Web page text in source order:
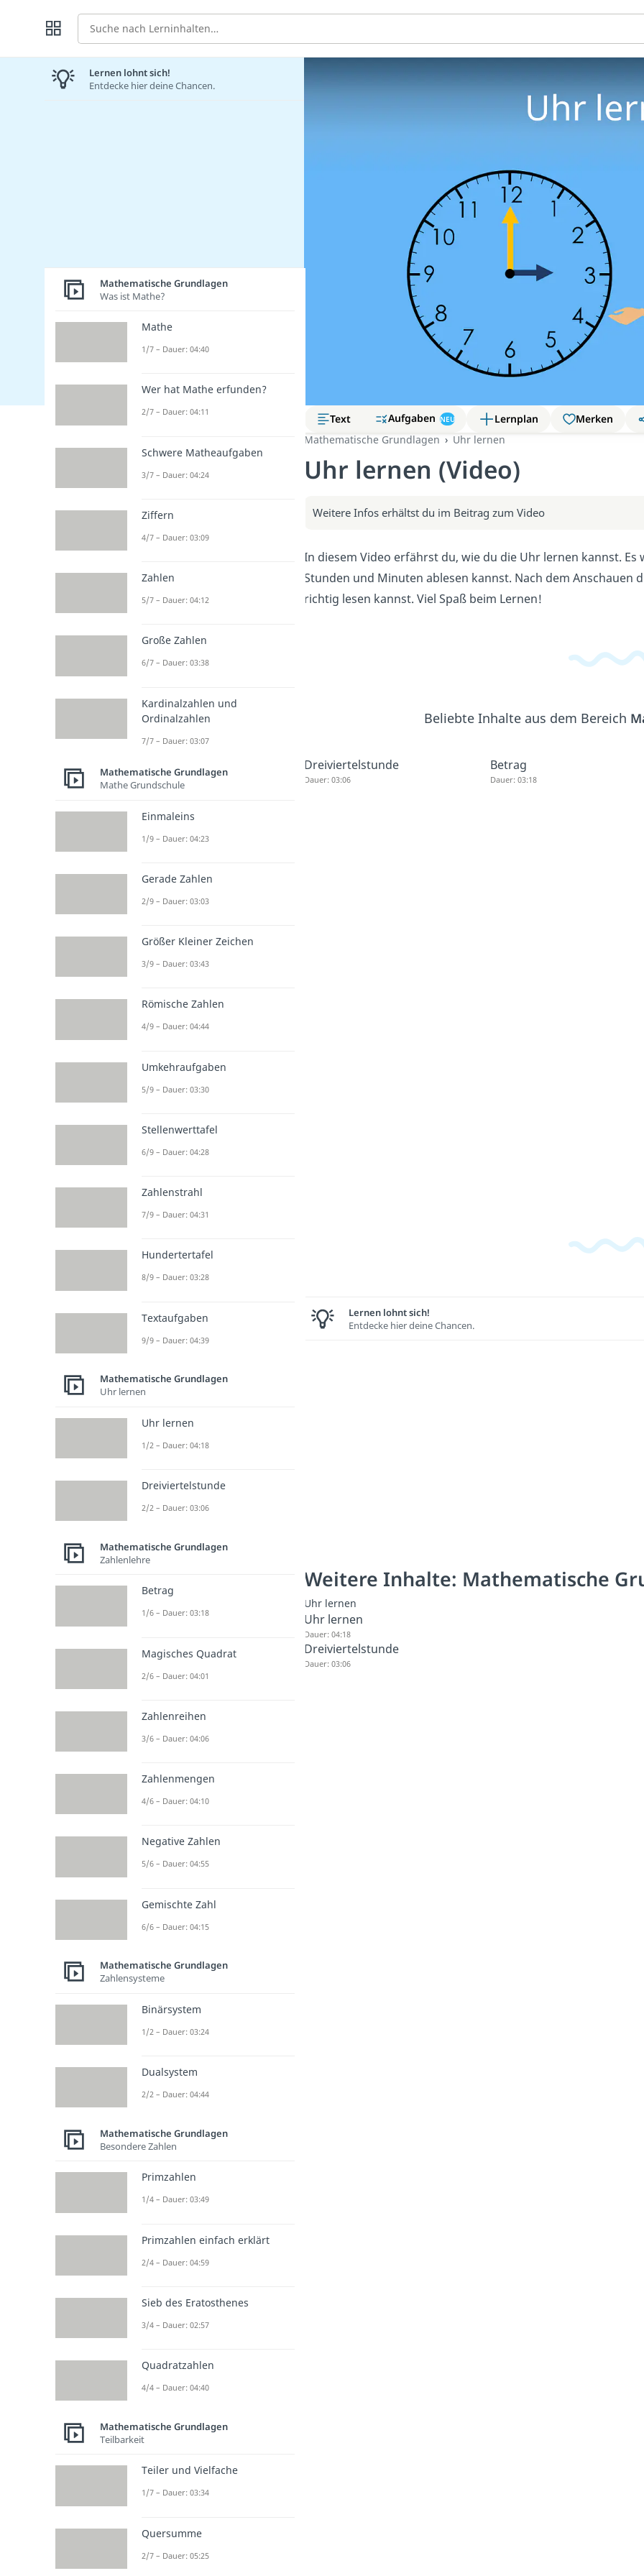
Suche
Text Aufgaben NEU Lernplan Merken
Mathematische Grundlagen
Uhr lernen
Uhr lernen (Video)
Weitere Infos erhältst du im Beitrag zum Video
In diesem Video erfährst du, wie du die Uhr lernen kannst.
Stunden und Minuten ablesen kannst. Nach dem Anschauen
richtig lesen kannst. Viel Spaß beim Lernen!
Beliebte Inhalte aus dem Bereich
Dreiviertelstunde
Dauer: 03:06
Betrag
Dauer: 03:18
Lernen lohnt sich!
Entdecke hier deine Chancen.
Weitere Inhalte: Mathematische
Uhr lernen
Uhr lernen
Dauer: 04:18
Dreiviertelstunde
Dauer: 03:06
Lernen lohnt sich!
Entdecke hier deine Chancen.
Mathematische Grundlagen
Was ist Mathe?
Mathe
1/7 – Dauer: 04:40
Wer hat Mathe erfunden?
2/7 – Dauer: 04:11
Schwere Matheaufgaben
3/7 – Dauer: 04:24
Ziffern
4/7 – Dauer: 03:09
Zahlen
5/7 – Dauer: 04:12
Große Zahlen
6/7 – Dauer: 03:38
Kardinalzahlen und
Ordinalzahlen
7/7 – Dauer: 03:07
Mathematische Grundlagen
Mathe Grundschule
Einmaleins
1/9 – Dauer: 04:23
Gerade Zahlen
2/9 – Dauer: 03:03
Größer Kleiner Zeichen
3/9 – Dauer: 03:43
Römische Zahlen
4/9 – Dauer: 04:44
Umkehraufgaben
5/9 – Dauer: 03:30
Stellenwerttafel
6/9 – Dauer: 04:28
Zahlenstrahl
7/9 – Dauer: 04:31
Hundertertafel
8/9 – Dauer: 03:28
Textaufgaben
9/9 – Dauer: 04:39
Mathematische Grundlagen
Uhr lernen
Uhr lernen
1/2 – Dauer: 04:18
Dreiviertelstunde
2/2 – Dauer: 03:06
Mathematische Grundlagen
Zahlenlehre
Betrag
1/6 – Dauer: 03:18
Magisches Quadrat
2/6 – Dauer: 04:01
Zahlenreihen
3/6 – Dauer: 04:06
Zahlenmengen
4/6 – Dauer: 04:10
Negative Zahlen
5/6 – Dauer: 04:55
Gemischte Zahl
6/6 – Dauer: 04:15
Mathematische Grundlagen
Zahlensysteme
Binärsystem
1/2 – Dauer: 03:24
Dualsystem
2/2 – Dauer: 04:44
Mathematische Grundlagen
Besondere Zahlen
Primzahlen
1/4 – Dauer: 03:49
Primzahlen einfach erklärt
2/4 – Dauer: 04:59
Sieb des Eratosthenes
3/4 – Dauer: 02:57
Quadratzahlen
4/4 – Dauer: 04:40
Mathematische Grundlagen
Teilbarkeit
Teiler und Vielfache
1/7 – Dauer: 03:34
Quersumme
2/7 – Dauer: 05:25